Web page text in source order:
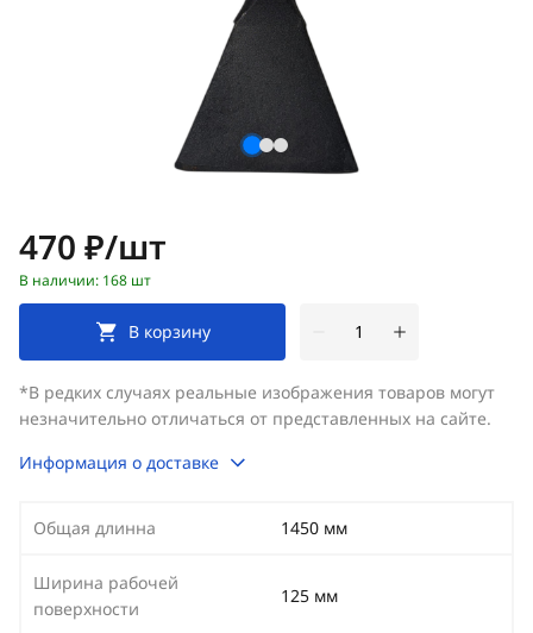
Цена:
470 ₽/шт
В наличии: 168 шт
В корзину
*В редких случаях реальные изображения товаров могут
незначительно отличаться от представленных на сайте.
Информация о доставке
Общая длинна 1450 мм
Ширина рабочей
поверхности
125 мм